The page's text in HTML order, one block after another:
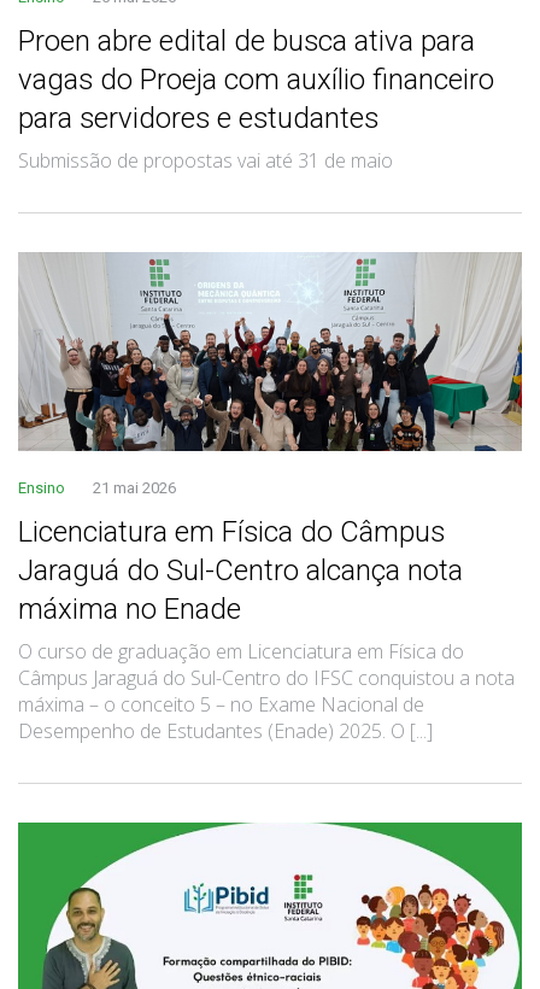
Proen abre edital de busca ativa para
vagas do Proeja com auxílio financeiro
para servidores e estudantes
Submissão de propostas vai até 31 de maio
Ensino 21 mai 2026
Licenciatura em Física do Câmpus
Jaraguá do Sul-Centro alcança nota
máxima no Enade
O curso de graduação em Licenciatura em Física do
Câmpus Jaraguá do Sul-Centro do IFSC conquistou a nota
máxima – o conceito 5 – no Exame Nacional de
Desempenho de Estudantes (Enade) 2025. O [...]